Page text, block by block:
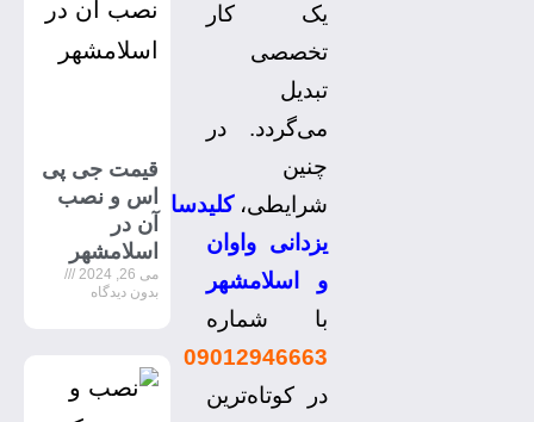
یک کار
تخصصی
تبدیل
می‌گردد. در
چنین
شرایطی، کلیدسازی
یزدانی واوان
و اسلامشهر
با شماره
09012946663
در کوتاه‌ترین
قیمت جی پی
اس و نصب
آن در
اسلامشهر
بدون دیدگاه